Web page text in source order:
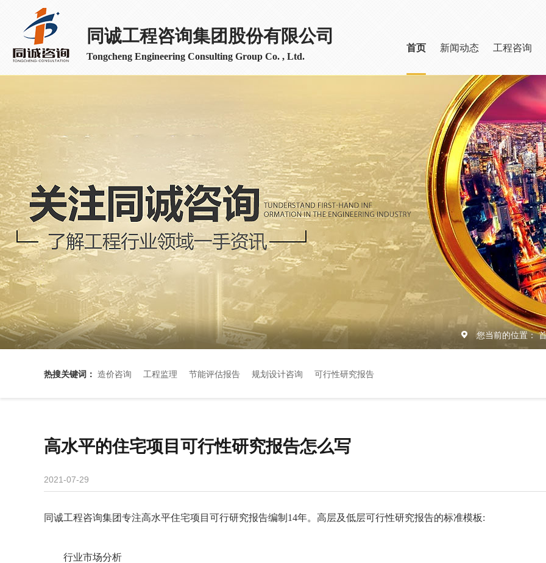
同诚工程咨询集团股份有限公司
Tongcheng Engineering Consulting Group Co. , Ltd.
首页 新闻动态 工程咨询
您当前的位置：
热搜关键词： 造价咨询 工程监理 节能评估报告 规划设计咨询 可行性研究报告
高水平的住宅项目可行性研究报告怎么写
2021-07-29
同诚工程咨询集团专注高水平住宅项目可行研究报告编制14年。高层及低层可行性研究报告的标准模板:
行业市场分析